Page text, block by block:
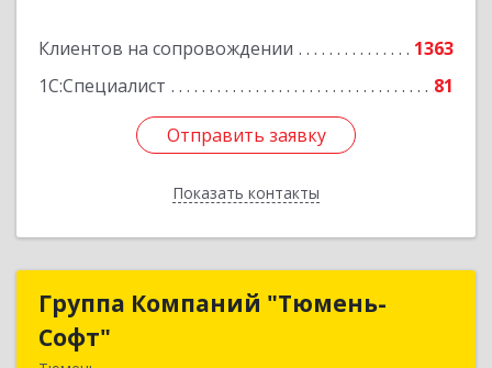
Клиентов на сопровождении
1363
1С:Специалист
81
Отправить заявку
Показать контакты
Отправить заявку
Назад
Группа Компаний "Тюмень-
Софт"
Группа Компаний "Тюмень-